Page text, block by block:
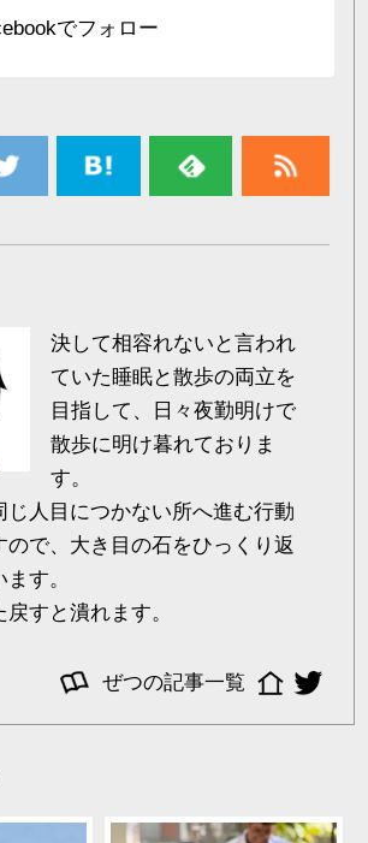
でフォロー
決して相容れないと言われ
ていた睡眠と散歩の両立を
目指して、日々夜勤明けで
散歩に明け暮れておりま
す。
じ人目につかない所へ進む行動
ので、大き目の石をひっくり返
す。
すと潰れます。
ぜつの記事一覧